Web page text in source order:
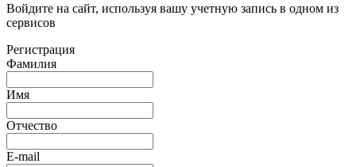
Войдите на сайт, используя вашу учетную запись в одном из
сервисов
Регистрация
Фамилия
Имя
Отчество
E-mail